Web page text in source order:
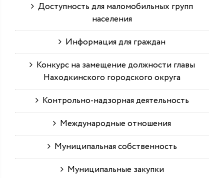
Доступность для маломобильных групп
населения
Информация для граждан
Конкурс на замещение должности главы
Находкинского городского округа
Контрольно-надзорная деятельность
Международные отношения
Муниципальная собственность
Муниципальные закупки